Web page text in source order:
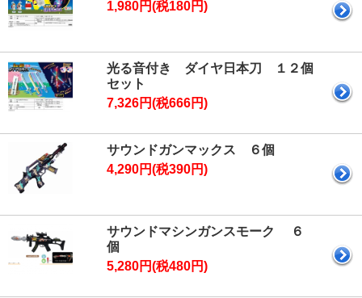
1,980円(税180円)
光る音付き ダイヤ日本刀 １２個
セット
7,326円(税666円)
サウンドガンマックス ６個
4,290円(税390円)
サウンドマシンガンスモーク ６
個
5,280円(税480円)